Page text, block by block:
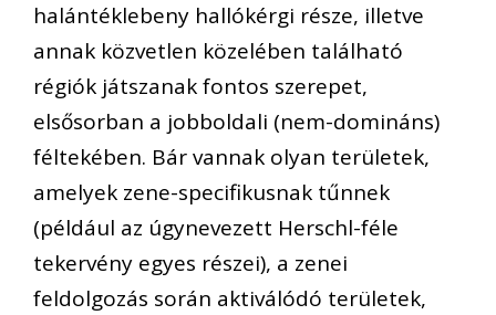
halántéklebeny hallókérgi része, illetve
annak közvetlen közelében található
régiók játszanak fontos szerepet,
elsősorban a jobboldali (nem-domináns)
féltekében. Bár vannak olyan területek,
amelyek zene-specifikusnak tűnnek
(például az úgynevezett Herschl-féle
tekervény egyes részei), a zenei
feldolgozás során aktiválódó területek,